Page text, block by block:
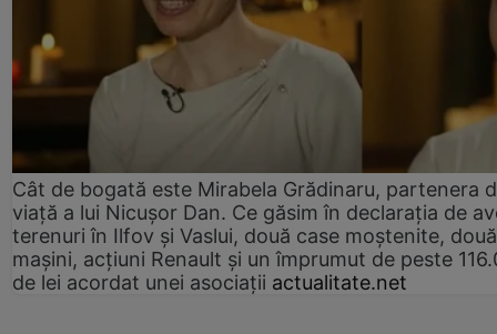
Cât de bogată este Mirabela Grădinaru, partenera
viață a lui Nicușor Dan. Ce găsim în declarația de
terenuri în Ilfov și Vaslui, două case moștenite, două
mașini, acțiuni Renault și un împrumut de peste
de lei acordat unei asociații actualitate.net